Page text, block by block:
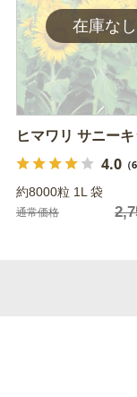
ヒマワリ サニー
4.0（6
約8000粒 1L 袋
通常価格